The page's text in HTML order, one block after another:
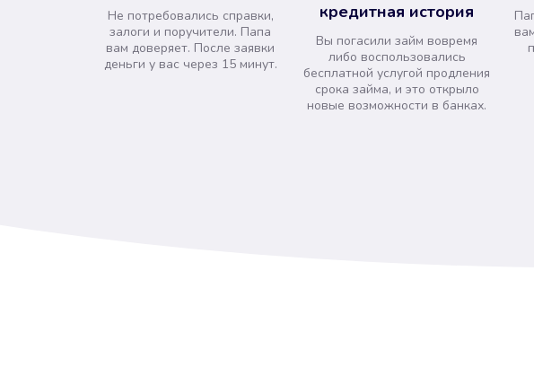
Не потребовались справки,
залоги и поручители. Папа
вам доверяет. После заявки
деньги у вас через 15 минут.
кредитная история
Вы погасили займ вовремя
либо воспользовались
бесплатной услугой продления
срока займа, и это открыло
новые возможности в банках.